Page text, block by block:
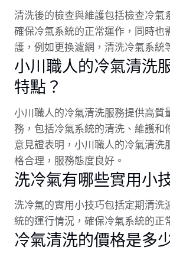
清洗後的檢查與維護包括檢查冷氣
確保冷氣系統的正常運作，同時也
護，例如更換濾網，清洗冷氣系統
小川職人的冷氣清洗
特點？
小川職人的冷氣清洗服務提供高質
務，包括冷氣系統的清洗、維護和
意見證表明，小川職人的冷氣清洗
格合理，服務態度良好。
洗冷氣有哪些實用小
洗冷氣的實用小技巧包括定期清洗
統的運行情況，確保冷氣系統的正
冷氣清洗的價格是多